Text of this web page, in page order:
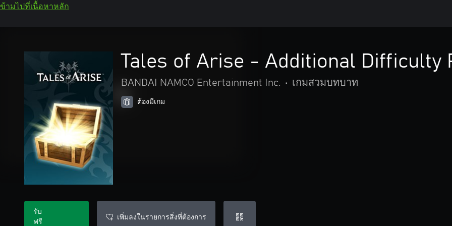
ข้ามไปที่เนื้อหาหลัก
Tales of Arise - Additional Difficulty
BANDAI NAMCO Entertainment Inc. • เกมสวมบทบาท
ต้องมีเกม
รับ
ฟรี
เพิ่มลงในรายการสิ่งที่ต้องการ